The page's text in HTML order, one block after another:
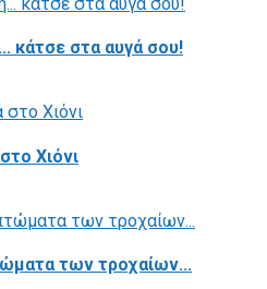
κάτσε στα αυγά σου!
Χιόνι
των τροχαίων...